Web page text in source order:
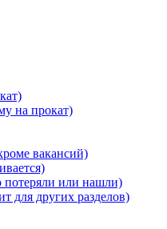
на прокат)
вакансий)
потеряли или нашли)
для других разделов)